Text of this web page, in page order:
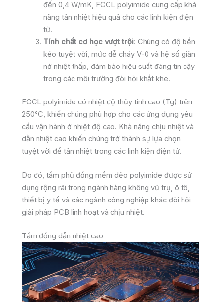
đến 0,4 W/mK, FCCL polyimide cung cấp khả
năng tản nhiệt hiệu quả cho các linh kiện điện
tử.
Tính chất cơ học vượt trội: Chúng có độ bền
kéo tuyệt vời, mức dễ cháy V-0 và hệ số giãn
nở nhiệt thấp, đảm bảo hiệu suất đáng tin cậy
trong các môi trường đòi hỏi khắt khe.
FCCL polyimide có nhiệt độ thủy tinh cao (Tg) trên
250°C, khiến chúng phù hợp cho các ứng dụng yêu
cầu vận hành ở nhiệt độ cao. Khả năng chịu nhiệt và
dẫn nhiệt cao khiến chúng trở thành sự lựa chọn
tuyệt vời để tản nhiệt trong các linh kiện điện tử.
Do đó, tấm phủ đồng mềm dẻo polyimide được sử
dụng rộng rãi trong ngành hàng không vũ trụ, ô tô,
thiết bị y tế và các ngành công nghiệp khác đòi hỏi
giải pháp PCB linh hoạt và chịu nhiệt.
Tấm đồng dẫn nhiệt cao